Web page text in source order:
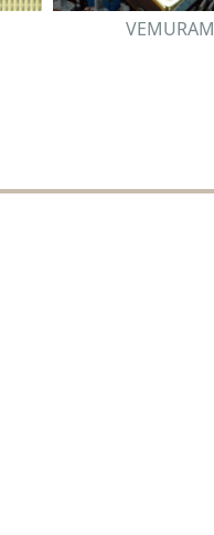
VEMURAM